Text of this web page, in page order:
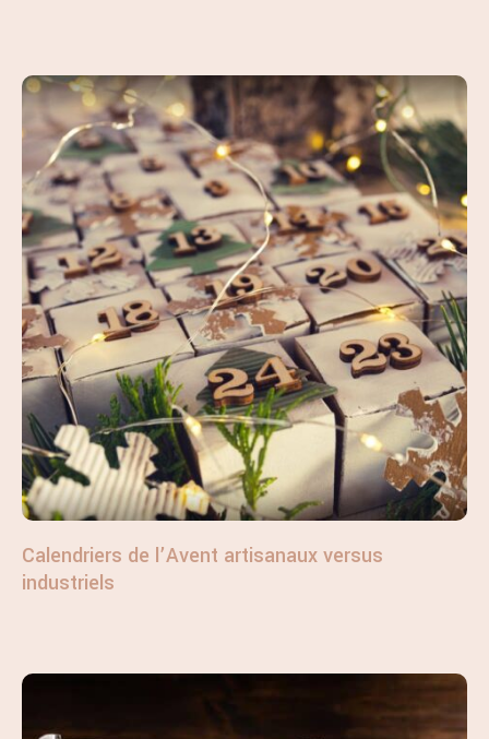
Calendriers de l’Avent artisanaux versus
industriels